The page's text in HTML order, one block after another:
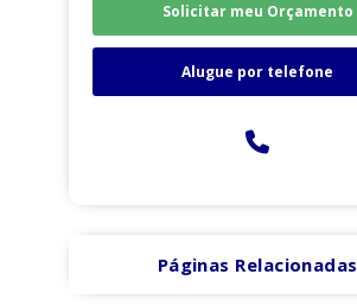
Solicitar meu Orçamento
Alugue por telefone
Páginas Relacionadas